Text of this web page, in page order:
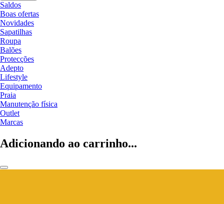
Saldos
Boas ofertas
Novidades
Sapatilhas
Roupa
Balões
Protecções
Adepto
Lifestyle
Equipamento
Praia
Manutenção física
Outlet
Marcas
Adicionando ao carrinho...